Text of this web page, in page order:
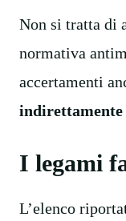
Non si tratta di
normativa
accertamenti
indirettamente
I legami
L’elenco